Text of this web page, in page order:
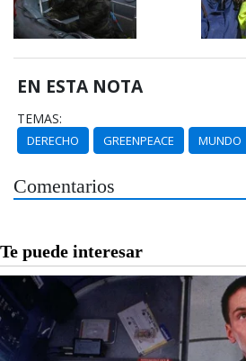
EN ESTA NOTA
TEMAS:
DERECHO GREENPEACE MUNDO
Comentarios